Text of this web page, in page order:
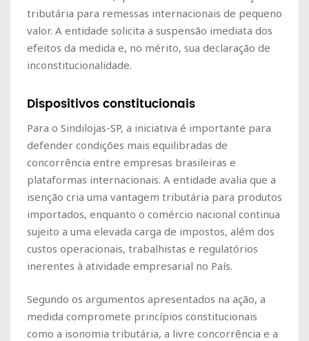
tributária para remessas internacionais de pequeno
valor. A entidade solicita a suspensão imediata dos
efeitos da medida e, no mérito, sua declaração de
inconstitucionalidade.
Dispositivos constitucionais
Para o Sindilojas-SP, a iniciativa é importante para
defender condições mais equilibradas de
concorrência entre empresas brasileiras e
plataformas internacionais. A entidade avalia que a
isenção cria uma vantagem tributária para produtos
importados, enquanto o comércio nacional continua
sujeito a uma elevada carga de impostos, além dos
custos operacionais, trabalhistas e regulatórios
inerentes à atividade empresarial no País.
Segundo os argumentos apresentados na ação, a
medida compromete princípios constitucionais
como a isonomia tributária, a livre concorrência e a